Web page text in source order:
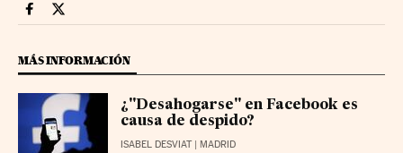
Legal Cinco Días en Facebook
Legal Cinco Días en Twitter
MÁS INFORMACIÓN
¿"Desahogarse" en Facebook es
causa de despido?
ISABEL DESVIAT| MADRID